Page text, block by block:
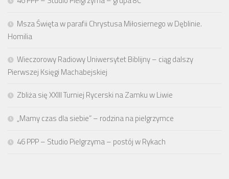
Msza Święta w parafii Chrystusa Miłosiernego w Dęblinie.
Homilia
Wieczorowy Radiowy Uniwersytet Biblijny – ciąg dalszy
Pierwszej Księgi Machabejskiej
Zbliża się XXIII Turniej Rycerski na Zamku w Liwie
„Mamy czas dla siebie” – rodzina na pielgrzymce
46 PPP – Studio Pielgrzyma – postój w Rykach